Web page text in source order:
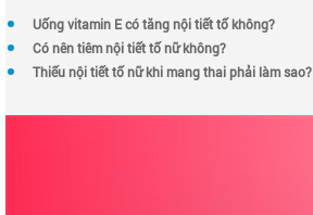
Uống vitamin E có tăng nội tiết tố không?
Có nên tiêm nội tiết tố nữ không?
Thiếu nội tiết tố nữ khi mang thai phải làm sao?